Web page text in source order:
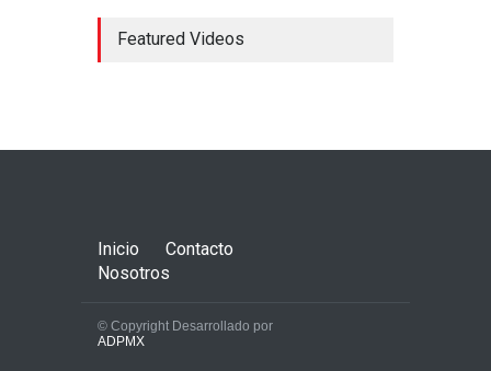
Indicadores de la Aviación
Featured Videos
Inicio
Contacto
Nosotros
© Copyright Desarrollado por
ADPMX